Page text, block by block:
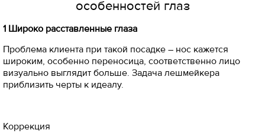
особенностей глаз
1 Широко расставленные глаза
Проблема клиента при такой посадке – нос кажется
широким, особенно переносица, соответственно лицо
визуально выглядит больше. Задача лешмейкера
приблизить черты к идеалу.
Коррекция